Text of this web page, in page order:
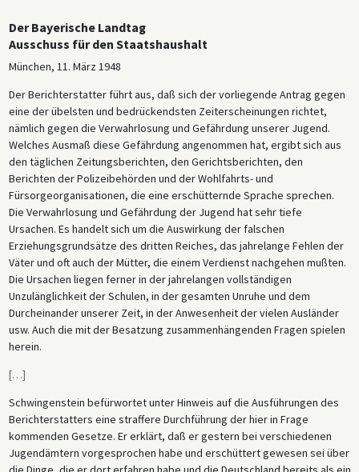
Der Bayerische Landtag
Ausschuss für den Staatshaushalt
München, 11. März 1948
Der Berichterstatter führt aus, daß sich der vorliegende Antrag gegen
eine der übelsten und bedrückendsten Zeiterscheinungen richtet,
nämlich gegen die Verwahrlosung und Gefährdung unserer Jugend.
Welches Ausmaß diese Gefährdung angenommen hat, ergibt sich aus
den täglichen Zeitungsberichten, den Gerichtsberichten, den
Berichten der Polizeibehörden und der Wohlfahrts- und
Fürsorgeorganisationen, die eine erschütternde Sprache sprechen.
Die Verwahrlosung und Gefährdung der Jugend hat sehr tiefe
Ursachen. Es handelt sich um die Auswirkung der falschen
Erziehungsgrundsätze des dritten Reiches, das jahrelange Fehlen der
Väter und oft auch der Mütter, die einem Verdienst nachgehen mußten.
Die Ursachen liegen ferner in der jahrelangen vollständigen
Unzulänglichkeit der Schulen, in der gesamten Unruhe und dem
Durcheinander unserer Zeit, in der Anwesenheit der vielen Ausländer
usw. Auch die mit der Besatzung zusammenhängenden Fragen spielen
herein.
[…]
Schwingenstein befürwortet unter Hinweis auf die Ausführungen des
Berichterstatters eine straffere Durchführung der hier in Frage
kommenden Gesetze. Er erklärt, daß er gestern bei verschiedenen
Jugendämtern vorgesprochen habe und erschüttert gewesen sei über